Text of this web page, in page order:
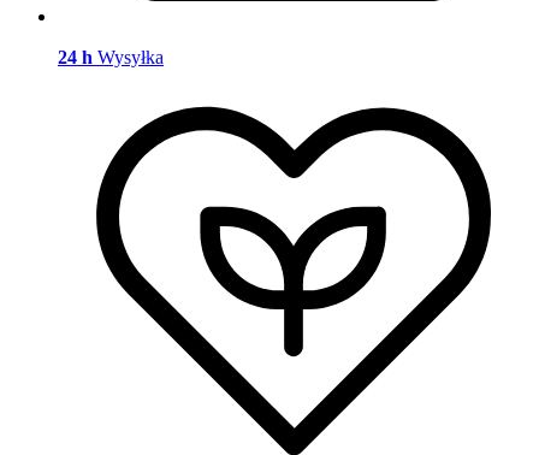
24 h Wysyłka